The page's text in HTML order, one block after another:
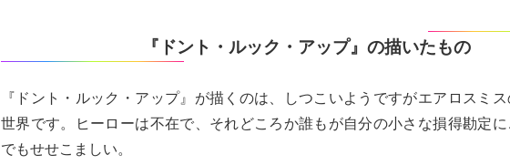
『ドント・ルック・アップ』の描いたもの
『ドント・ルック・アップ』が描くのは、しつこいようですがエアロスミ
世界です。ヒーローは不在で、それどころか誰もが自分の小さな損得勘定に
でもせせこましい。